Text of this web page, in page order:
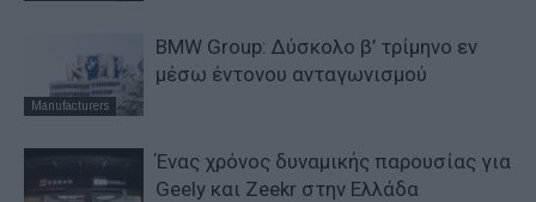
Manufacturers
BMW Group: Δύσκολο β’ τρίμηνο εν
μέσω έντονου ανταγωνισμού
Ένας χρόνος δυναμικής παρουσίας για
Geely και Zeekr στην Ελλάδα